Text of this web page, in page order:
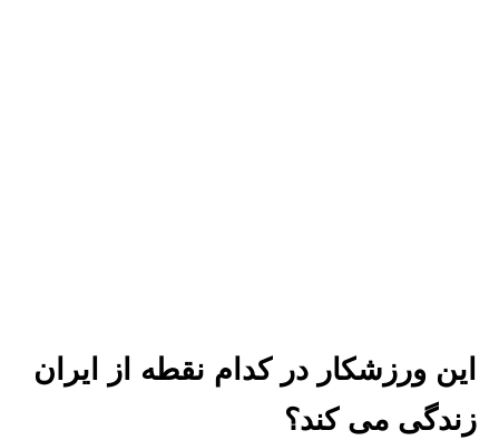
این ورزشکار در کدام نقطه از ایران
زندگی می کند؟